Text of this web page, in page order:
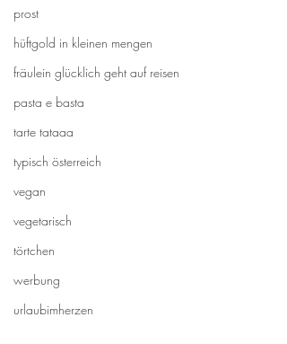
prost
hüftgold in kleinen mengen
fräulein glücklich geht auf reisen
pasta e basta
tarte tataaa
typisch österreich
vegan
vegetarisch
törtchen
werbung
urlaubimherzen